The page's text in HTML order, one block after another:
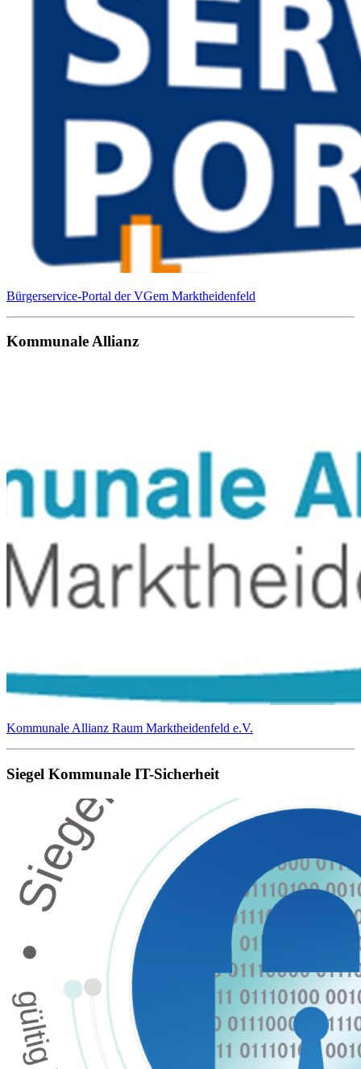
Bürgerservice-Portal der VGem Marktheidenfeld
Kommunale Allianz
Kommunale Allianz Raum Marktheidenfeld e.V.
Siegel Kommunale IT-Sicherheit